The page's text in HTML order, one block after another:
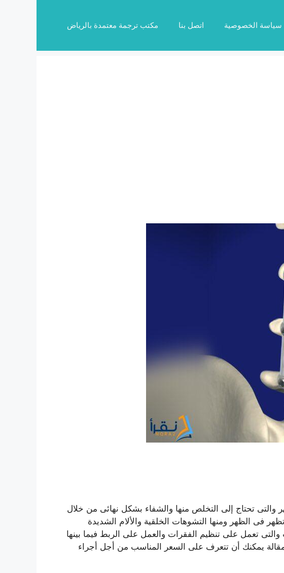
سياسة الخصوصية اتصل بنا مكتب ترجمة معتمدة بالرياض
تحتاج إلى التخلص منها والشفاء بشكل نهائى من خلال
فى الظهر ومنها التشوهات الخلقية والألام الشديدة
تعمل على تنظيم الفقرات والعمل على الربط فيما بينها
يمكنك أن تتعرف على السعر المناسب من أجل أجراء